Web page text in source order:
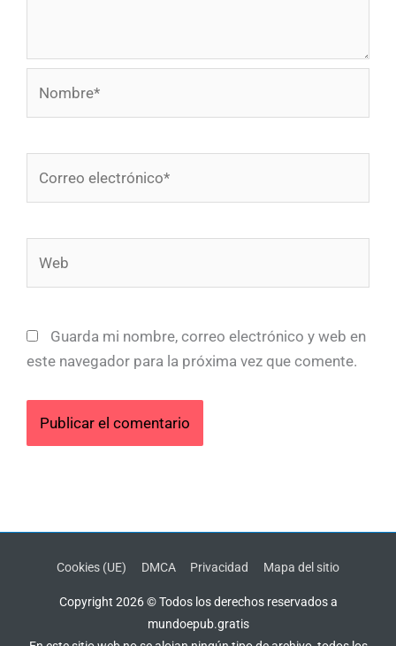
Guarda mi nombre, correo electrónico y web en
este navegador para la próxima vez que comente.
Cookies (UE) DMCA Privacidad Mapa del sitio
Copyright 2026 © Todos los derechos reservados a
mundoepub.gratis